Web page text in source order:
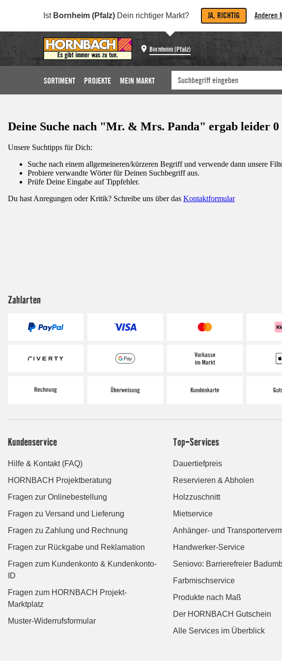
Ist Bornheim (Pfalz) Dein richtiger Markt? JA, RICHTIG Anderen
Bornheim (Pfalz)
SORTIMENT PROJEKTE MEIN MARKT
Deine Suche nach "Mr. & Mrs. Panda" ergab leider
Unsere Suchtipps für Dich:
Suche nach einem allgemeineren/kürzeren Begriff und verwende dann unsere
Probiere verwandte Wörter für Deinen Suchbegriff aus.
Prüfe Deine Eingabe auf Tippfehler.
Du hast Anregungen oder Kritik? Schreibe uns über das Kontaktformular
Zahlarten
Kundenservice
Hilfe & Kontakt (FAQ)
HORNBACH Projektberatung
Fragen zur Onlinebestellung
Fragen zu Versand und Lieferung
Fragen zu Zahlung und Rechnung
Fragen zur Rückgabe und Reklamation
Fragen zum Kundenkonto & Kundenkonto-
ID
Fragen zum HORNBACH Projekt-
Marktplatz
Muster-Widerrufsformular
Top-Services
Dauertiefpreis
Reservieren & Abholen
Holzzuschnitt
Mietservice
Anhänger- und
Handwerker-Service
Seniovo: Barrierefreier
Farbmischservice
Produkte nach Maß
Der HORNBACH Gutschein
Alle Services im Überblick